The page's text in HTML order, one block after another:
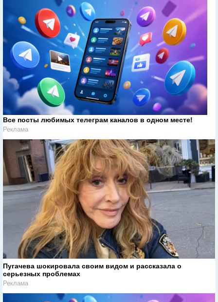
Все посты любимых телеграм каналов в одном месте!
Реклама
Пугачева шокировала своим видом и рассказала о
серьезных проблемах
Реклама